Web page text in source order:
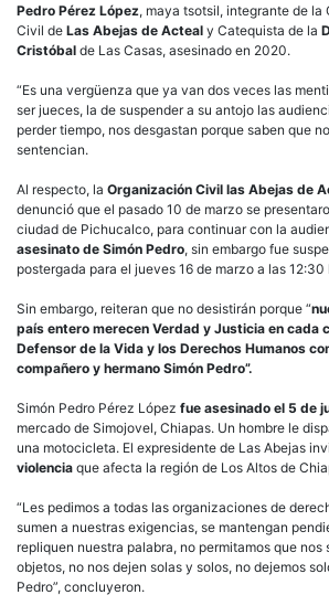
Pedro Pérez López, maya tsotsil, integrante de
Civil de Las Abejas de Acteal y Catequista de la
Cristóbal de Las Casas, asesinado en 2020.
“Es una vergüenza que ya van dos veces las
ser jueces, la de suspender a su antojo las
perder tiempo, nos desgastan porque saben que
sentencian.
Al respecto, la Organización Civil las Abejas de
denunció que el pasado 10 de marzo se
ciudad de Pichucalco, para continuar con la
asesinato de Simón Pedro, sin embargo fue
postergada para el jueves 16 de marzo a las 12:30
Sin embargo, reiteran que no desistirán porque “
país entero merecen Verdad y Justicia en cada
Defensor de la Vida y los Derechos Humanos
compañero y hermano Simón Pedro”.
Simón Pedro Pérez López fue asesinado el 5 de
mercado de Simojovel, Chiapas. Un hombre le
una motocicleta. El expresidente de Las Abejas
violencia que afecta la región de Los Altos de
“Les pedimos a todas las organizaciones de
sumen a nuestras exigencias, se mantengan
repliquen nuestra palabra, no permitamos que
objetos, no nos dejen solas y solos, no dejemos
Pedro”, concluyeron.